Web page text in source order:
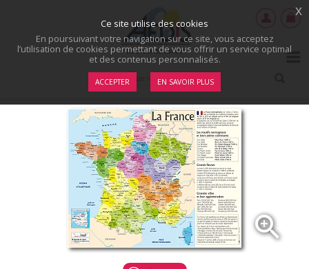
zoom_in
Ce site utilise des cookies
En poursuivant votre navigation sur ce site, vous acceptez
l’utilisation de cookies permettant de vous offrir un service optimal
et des contenus personnalisés.
ACCEPTER EN SAVOIR PLUS
x